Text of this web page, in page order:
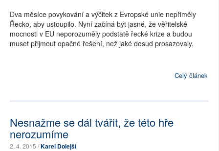
Dva měsíce povykování a výčitek z Evropské unie nepřiměly
Řecko, aby ustoupilo. Nyní začíná být jasné, že věřitelské
mocnosti v EU neporozuměly podstatě řecké krize a budou
muset přijmout opačné řešení, než jaké dosud prosazovaly.
Celý článek
Nesnažme se dál tvářit, že této hře
nerozumíme
2. 4. 2015 /Karel Dolejší